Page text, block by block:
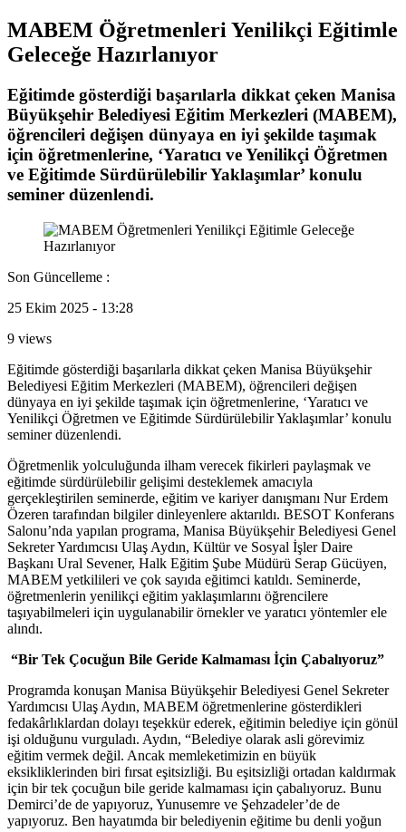
MABEM Öğretmenleri Yenilikçi Eğitimle
Geleceğe Hazırlanıyor
Eğitimde gösterdiği başarılarla dikkat çeken Manisa
Büyükşehir Belediyesi Eğitim Merkezleri (MABEM),
öğrencileri değişen dünyaya en iyi şekilde taşımak
için öğretmenlerine, ‘Yaratıcı ve Yenilikçi Öğretmen
ve Eğitimde Sürdürülebilir Yaklaşımlar’ konulu
seminer düzenlendi.
Son Güncelleme :
25 Ekim 2025 - 13:28
9 views
Eğitimde gösterdiği başarılarla dikkat çeken Manisa Büyükşehir
Belediyesi Eğitim Merkezleri (MABEM), öğrencileri değişen
dünyaya en iyi şekilde taşımak için öğretmenlerine, ‘Yaratıcı ve
Yenilikçi Öğretmen ve Eğitimde Sürdürülebilir Yaklaşımlar’ konulu
seminer düzenlendi.
Öğretmenlik yolculuğunda ilham verecek fikirleri paylaşmak ve
eğitimde sürdürülebilir gelişimi desteklemek amacıyla
gerçekleştirilen seminerde, eğitim ve kariyer danışmanı Nur Erdem
Özeren tarafından bilgiler dinleyenlere aktarıldı. BESOT Konferans
Salonu’nda yapılan programa, Manisa Büyükşehir Belediyesi Genel
Sekreter Yardımcısı Ulaş Aydın, Kültür ve Sosyal İşler Daire
Başkanı Ural Sevener, Halk Eğitim Şube Müdürü Serap Gücüyen,
MABEM yetkilileri ve çok sayıda eğitimci katıldı. Seminerde,
öğretmenlerin yenilikçi eğitim yaklaşımlarını öğrencilere
taşıyabilmeleri için uygulanabilir örnekler ve yaratıcı yöntemler ele
alındı.
“Bir Tek Çocuğun Bile Geride Kalmaması İçin Çabalıyoruz”
Programda konuşan Manisa Büyükşehir Belediyesi Genel Sekreter
Yardımcısı Ulaş Aydın, MABEM öğretmenlerine gösterdikleri
fedakârlıklardan dolayı teşekkür ederek, eğitimin belediye için gönül
işi olduğunu vurguladı. Aydın, “Belediye olarak asli görevimiz
eğitim vermek değil. Ancak memleketimizin en büyük
eksikliklerinden biri fırsat eşitsizliği. Bu eşitsizliği ortadan kaldırmak
için bir tek çocuğun bile geride kalmaması için çabalıyoruz. Bunu
Demirci’de de yapıyoruz, Yunusemre ve Şehzadeler’de de
yapıyoruz. Ben hayatımda bir belediyenin eğitime bu denli yoğun